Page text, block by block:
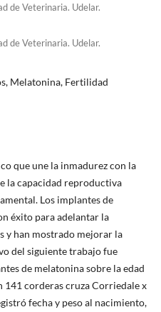
de Veterinaria. Udelar.
de Veterinaria. Udelar.
Melatonina, Fertilidad
que une la inmadurez con la
la capacidad reproductiva
Los implantes de
éxito para adelantar la
y han mostrado mejorar la
del siguiente trabajo fue
de melatonina sobre la edad
141 corderas cruza Corriedale x
fecha y peso al nacimiento,